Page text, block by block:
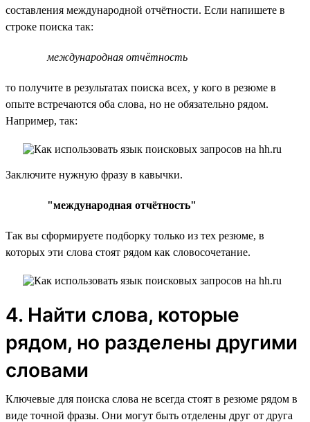
составления международной отчётности. Если напишете в
строке поиска так:
международная отчётность
то получите в результатах поиска всех, у кого в резюме в
опыте встречаются оба слова, но не обязательно рядом.
Например, так:
Заключите нужную фразу в кавычки.
"международная отчётность"
Так вы сформируете подборку только из тех резюме, в
которых эти слова стоят рядом как словосочетание.
4. Найти слова, которые
рядом, но разделены другими
словами
Ключевые для поиска слова не всегда стоят в резюме рядом в
виде точной фразы. Они могут быть отделены друг от друга